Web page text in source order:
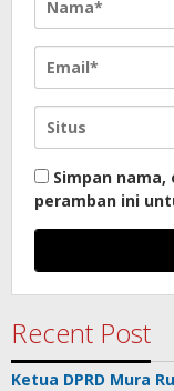
Simpan
peramban ini
Recent Post
Ketua DPRD Mura